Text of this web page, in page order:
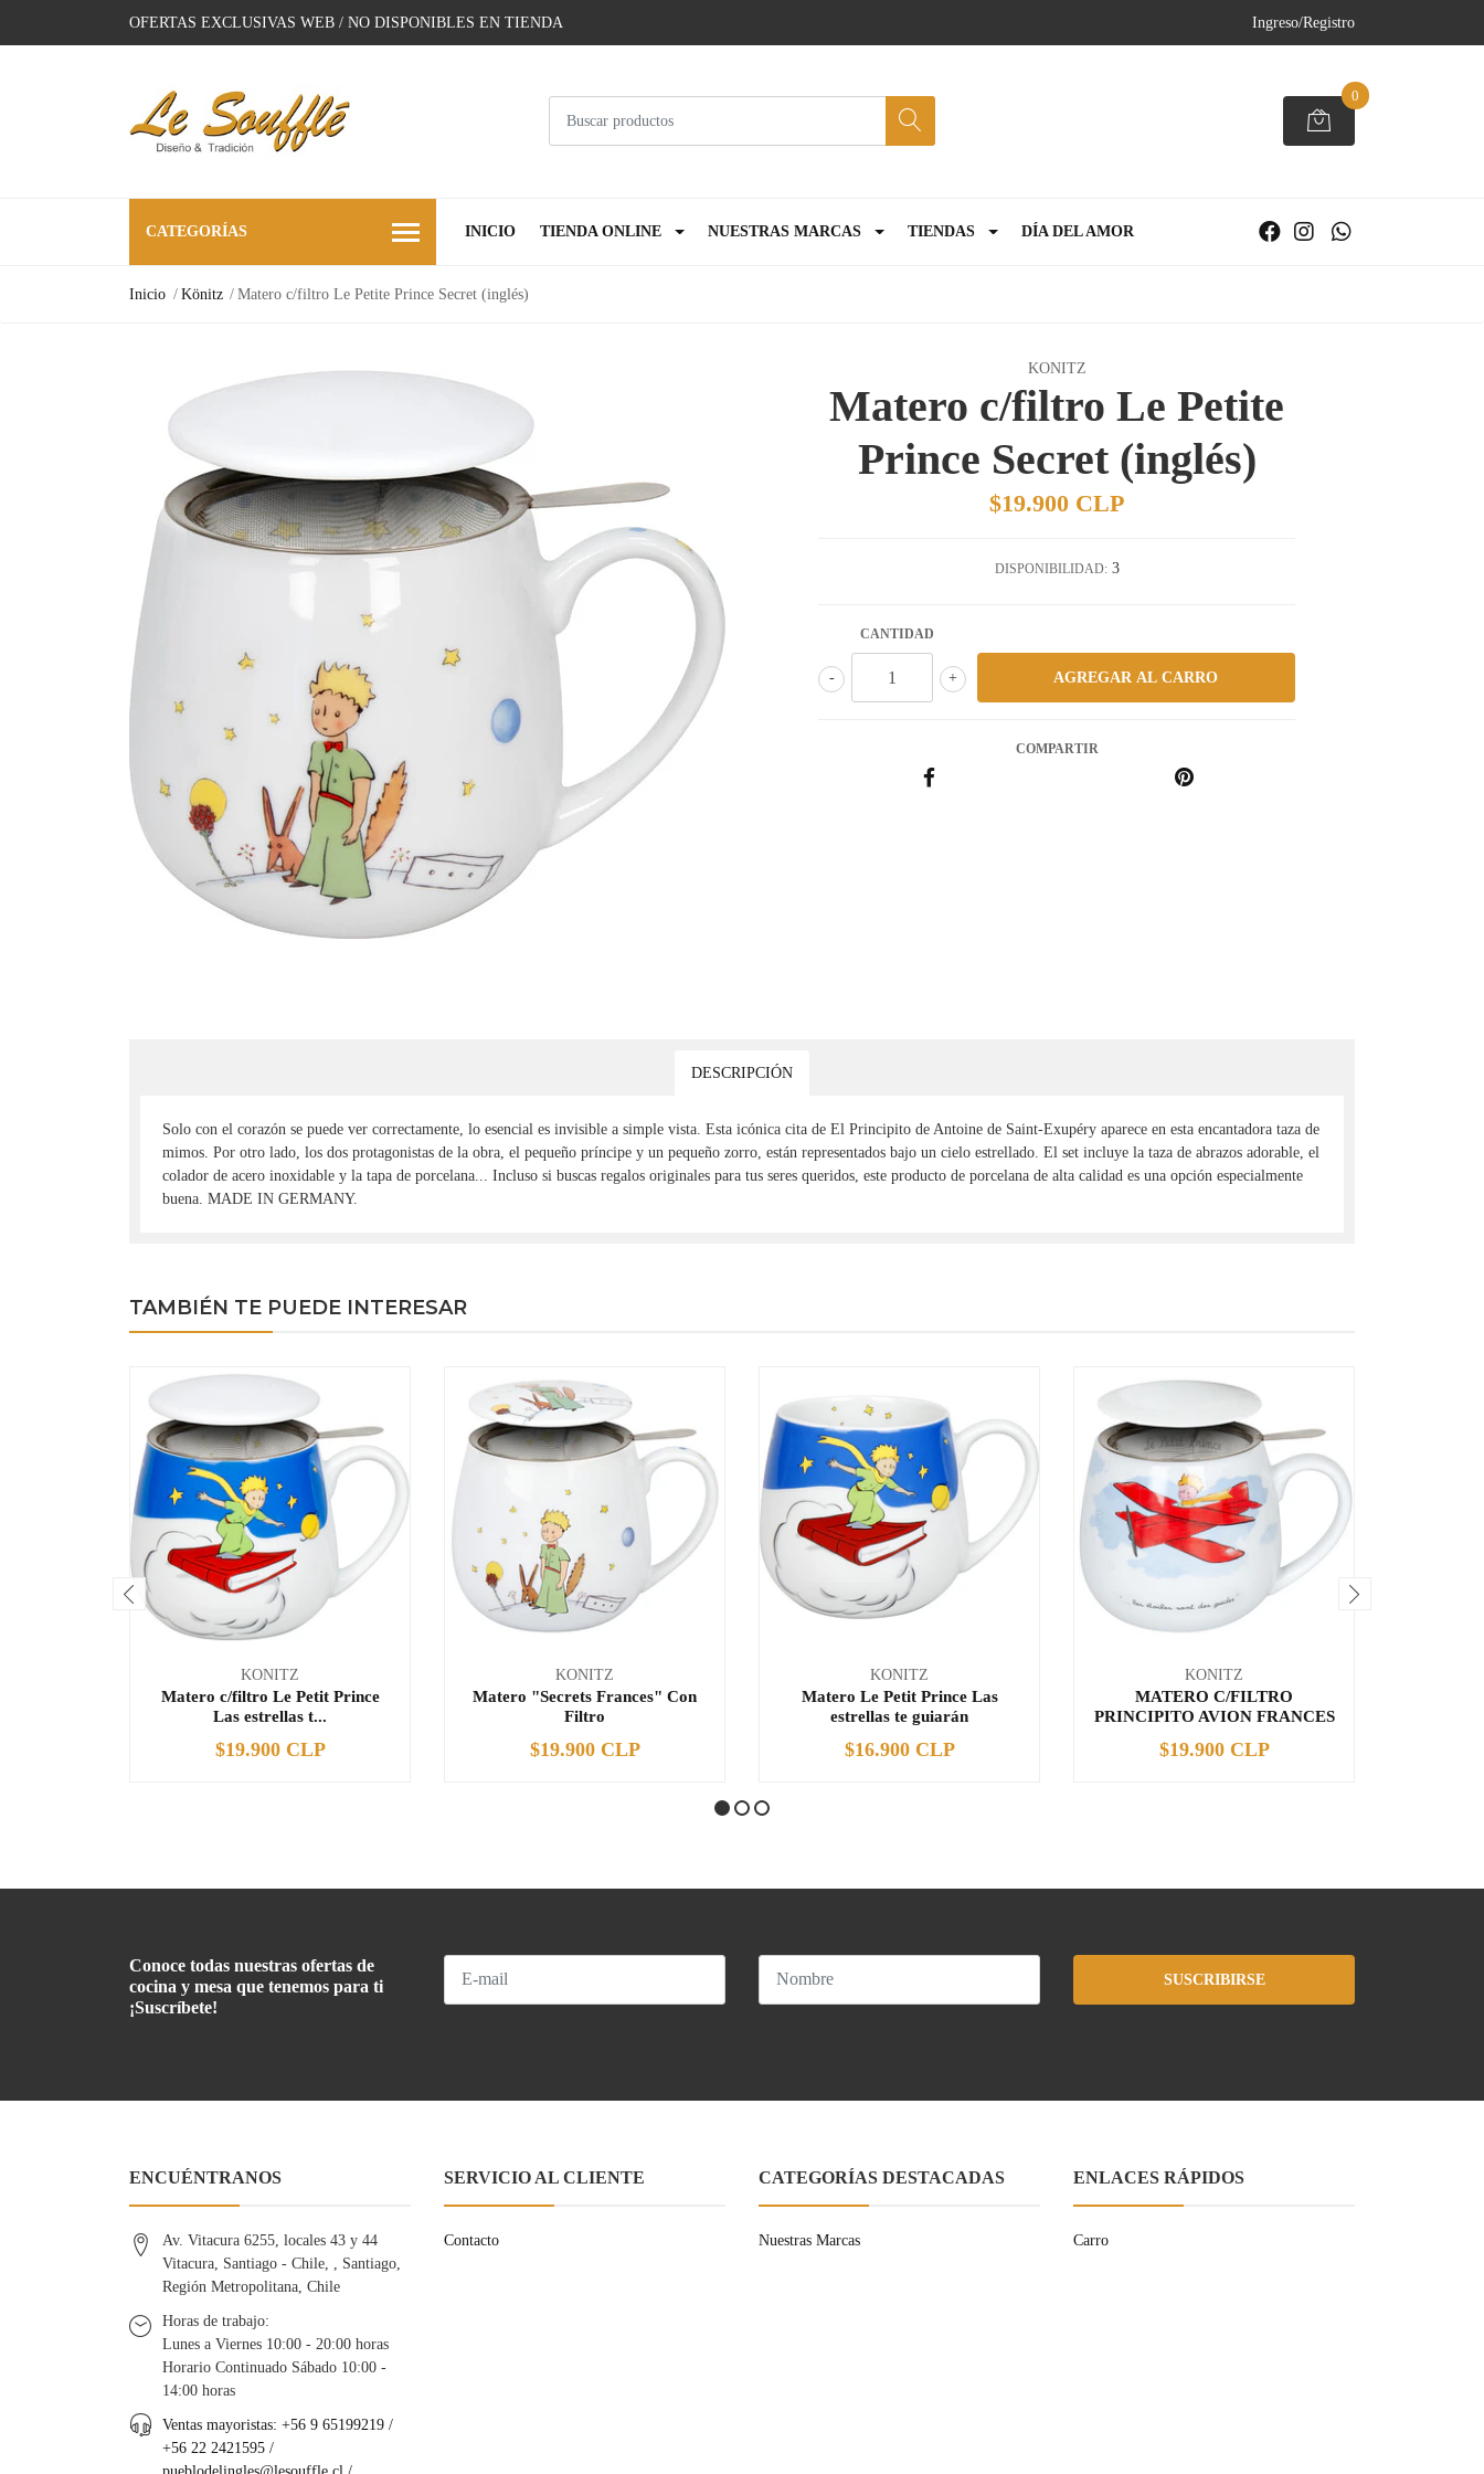
OFERTAS EXCLUSIVAS WEB / NO DISPONIBLES EN TIENDA Ingreso/Registro
0
CATEGORÍAS INICIO TIENDA ONLINE NUESTRAS MARCAS TIENDAS DÍA DEL AMOR
Inicio Könitz Matero c/filtro Le Petite Prince Secret (inglés)
KONITZ
Matero c/filtro Le Petite
Prince Secret (inglés)
$19.900 CLP
DISPONIBILIDAD: 3
CANTIDAD
+
-
COMPARTIR
DESCRIPCIÓN
Solo con el corazón se puede ver correctamente, lo esencial es invisible a simple vista. Esta icónica cita de El Principito de Antoine de Saint-Exupéry aparece en esta encantadora taza de
mimos. Por otro lado, los dos protagonistas de la obra, el pequeño príncipe y un pequeño zorro, están representados bajo un cielo estrellado. El set incluye la taza de abrazos adorable, el
colador de acero inoxidable y la tapa de porcelana... Incluso si buscas regalos originales para tus seres queridos, este producto de porcelana de alta calidad es una opción especialmente
buena. MADE IN GERMANY.
TAMBIÉN TE PUEDE INTERESAR
KONITZ
Matero c/filtro Le Petit Prince
Las estrellas t...
+
$19.900 CLP
KONITZ
Matero "Secrets Frances" Con
Filtro
+
$19.900 CLP
KONITZ
Matero Le Petit Prince Las
estrellas te guiarán
+
$16.900 CLP
KONITZ
MATERO C/FILTRO
PRINCIPITO AVION FRANCES
+
$19.900 CLP
Conoce todas nuestras ofertas de
cocina y mesa que tenemos para ti
¡Suscríbete!
SUSCRIBIRSE
ENCUÉNTRANOS
Av. Vitacura 6255, locales 43 y 44
Vitacura, Santiago - Chile, , Santiago,
Región Metropolitana, Chile
Horas de trabajo:
Lunes a Viernes 10:00 - 20:00 horas
Horario Continuado Sábado 10:00 -
14:00 horas
Ventas mayoristas: +56 9 65199219 /
+56 22 2421595 /
SERVICIO AL CLIENTE
Contacto
CATEGORÍAS DESTACADAS
Nuestras Marcas
ENLACES RÁPIDOS
Carro